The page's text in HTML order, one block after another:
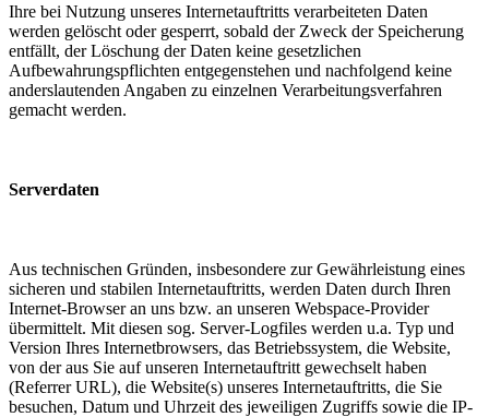
Ihre bei Nutzung unseres Internetauftritts verarbeiteten Daten
werden gelöscht oder gesperrt, sobald der Zweck der Speicherung
entfällt, der Löschung der Daten keine gesetzlichen
Aufbewahrungspflichten entgegenstehen und nachfolgend keine
anderslautenden Angaben zu einzelnen Verarbeitungsverfahren
gemacht werden.
Serverdaten
Aus technischen Gründen, insbesondere zur Gewährleistung eines
sicheren und stabilen Internetauftritts, werden Daten durch Ihren
Internet-Browser an uns bzw. an unseren Webspace-Provider
übermittelt. Mit diesen sog. Server-Logfiles werden u.a. Typ und
Version Ihres Internetbrowsers, das Betriebssystem, die Website,
von der aus Sie auf unseren Internetauftritt gewechselt haben
(Referrer URL), die Website(s) unseres Internetauftritts, die Sie
besuchen, Datum und Uhrzeit des jeweiligen Zugriffs sowie die IP-